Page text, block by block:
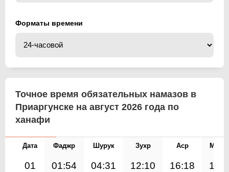
Форматы времени
Точное время обязательных намазов в
Приаргунске на август 2026 года по
ханафи
Дата Фаджр Шурук Зухр Аср
01 01:54 04:31 12:10 16:18